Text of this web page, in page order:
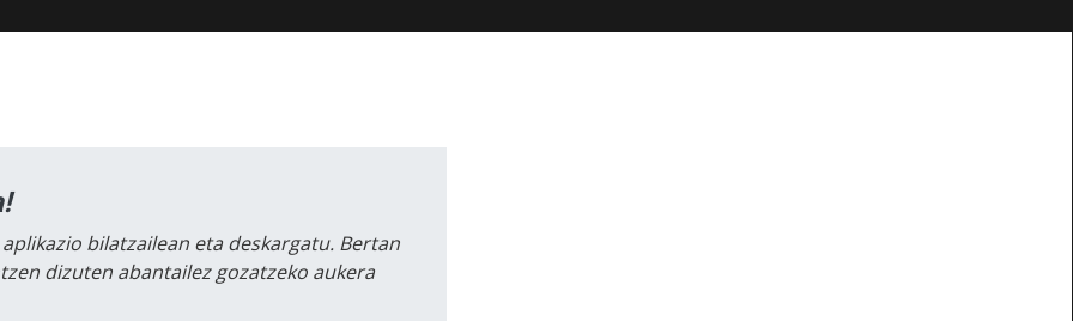
bilatzailean eta deskargatu. Bertan
dizuten abantailez gozatzeko aukera